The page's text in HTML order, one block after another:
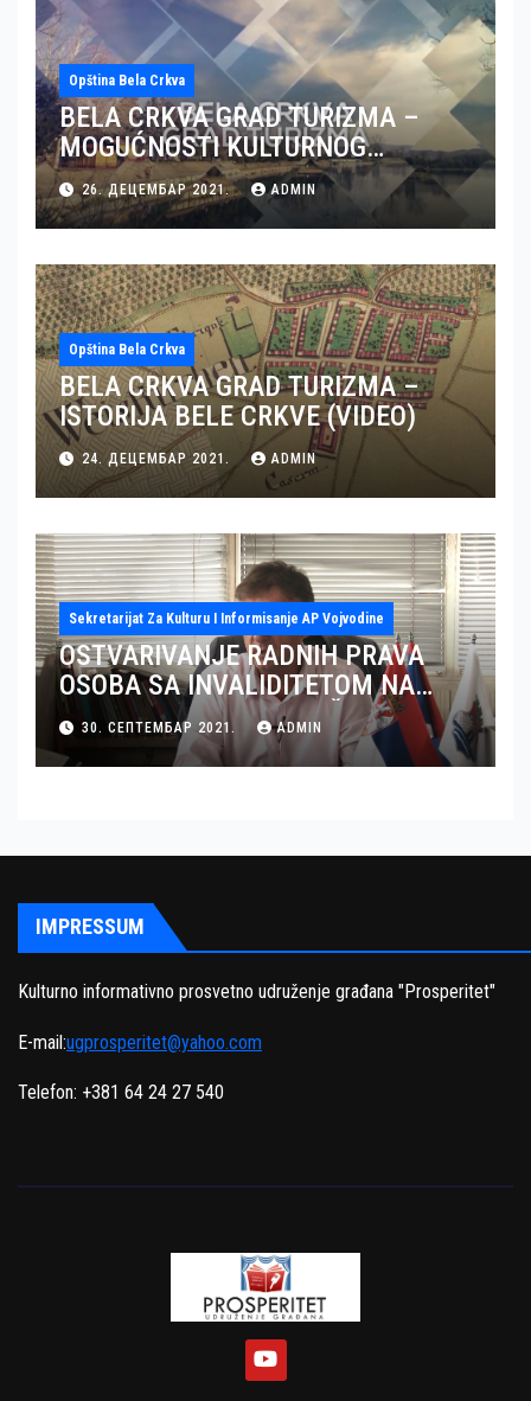
Opština Bela Crkva
BELA CRKVA GRAD TURIZMA –
MOGUĆNOSTI KULTURNOG
TURIZMA U BELOJ CRKVI (VIDEO)
26. ДЕЦЕМБАР 2021. ADMIN
Opština Bela Crkva
BELA CRKVA GRAD TURIZMA –
ISTORIJA BELE CRKVE (VIDEO)
24. ДЕЦЕМБАР 2021. ADMIN
Sekretarijat Za Kulturu I Informisanje AP Vojvodine
OSTVARIVANJE RADNIH PRAVA
OSOBA SA INVALIDITETOM NA
TERITORIJI OKRUGA JUŽNI BANAT
– GRAD PANČEVO
30. СЕПТЕМБАР 2021. ADMIN
IMPRESSUM
Kulturno informativno prosvetno udruženje građana "Prosperitet"
E-mail:ugprosperitet@yahoo.com
Telefon: +381 64 24 27 540